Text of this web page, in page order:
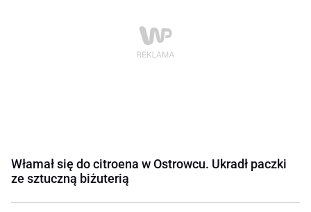
Włamał się do citroena w Ostrowcu. Ukradł paczki
ze sztuczną biżuterią